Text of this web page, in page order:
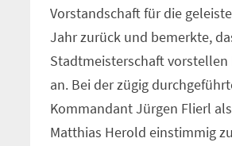
Vorstandschaft für die
Jahr zurück und bemerkte,
Stadtmeisterschaft
an. Bei der zügig
Kommandant Jürgen Flierl
Matthias Herold einstimmig